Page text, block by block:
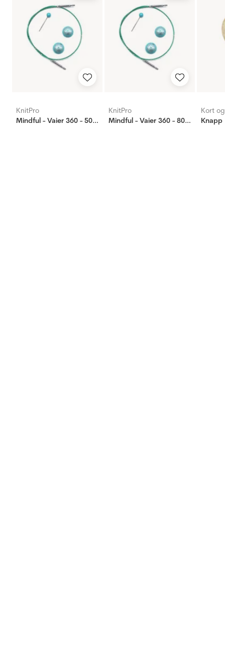
KnitPro
Mindful - Vaier 360 - 50 cm
KnitPro
Mindful - Vaier 360 - 80 cm
Kort
Knapp